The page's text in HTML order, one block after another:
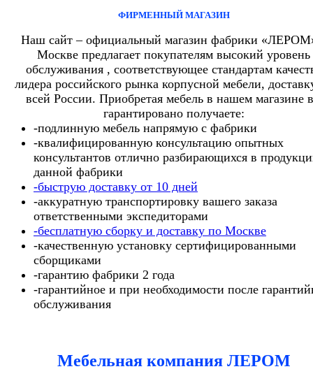
ФИРМЕННЫЙ МАГАЗИН
Наш сайт – официальный магазин фабрики
Москве предлагает покупателям высокий уровень
обслуживания , соответствующее стандартам
лидера российского рынка корпусной мебели,
всей России. Приобретая мебель в нашем магазине
гарантировано получаете:
-подлинную мебель напрямую с фабрики
-квалифицированную консультацию опытных
консультантов отлично разбирающихся в
данной фабрики
-быструю доставку от 10 дней
-аккуратную транспортировку вашего заказа
ответственными экспедиторами
-бесплатную сборку и доставку по Москве
-качественную установку сертифицированными
сборщиками
-гарантию фабрики 2 года
-гарантийное и при необходимости после
обслуживания
Мебельная компания ЛЕРОМ